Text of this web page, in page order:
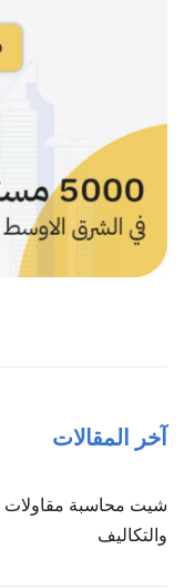
آخر المقالات
والتكاليف